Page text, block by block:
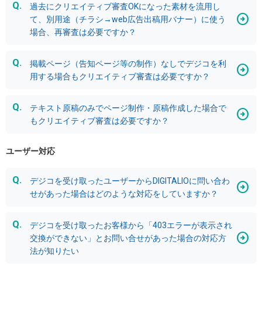
過去にクリエイティブ審査OKになった素材を流用し
て、別用途（チラシ→web広告出稿用バナー）に使う
場合、再審査は必要ですか？
掲載ページ（告知ページ等の制作）なしでデジコを利
用する場合もクリエイティブ審査は必要ですか？
テキスト原稿のみでページ制作・原稿作成した場合で
もクリエイティブ審査は必要ですか？
ユーザー対応
デジコを受け取ったユーザーからDIGITALIOに問い合わ
せがあった場合はどのような対応をしていますか？
デジコを受け取ったお客様から「403エラーが表示され
交換ができない」とお問い合せがあった場合の対応方
法が知りたい